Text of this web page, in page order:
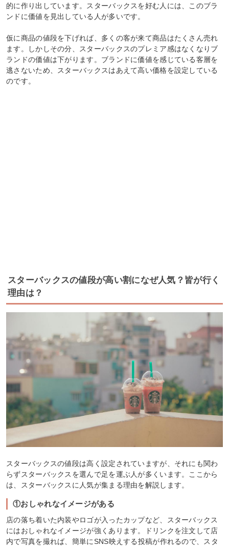
的に作り出しています。スターバックスを好む人には、このブラ
ンドに価値を見出している人が多いです。
仮に商品の値段を下げれば、多くの客が来て商品はたくさん売れ
ます。しかしその分、スターバックスのプレミア感はなくなりブ
ランドの価値は下がります。ブランドに価値を感じている客層を
逃さないため、スターバックスはあえて高い価格を設定している
のです。
スターバックスの値段が高い割になぜ人気？皆が行く
理由は？
スターバックスの値段は高く設定されていますが、それにも関わ
らずスターバックスを選んで足を運ぶ人が多くいます。ここから
は、スターバックスに人気が集まる理由を解説します。
①おしゃれなイメージがある
店の落ち着いた内装やロゴが入ったカップなど、スターバックス
にはおしゃれなイメージが強くあります。ドリンクを注文して店
内で写真を撮れば、簡単にSNS映えする投稿が作れるので、スタ